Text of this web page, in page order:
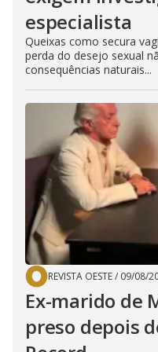
especialista
Queixas como secura
perda do desejo sexual
consequências naturais...
REVISTA OESTE/ 09/08/
Ex-marido de
preso depois